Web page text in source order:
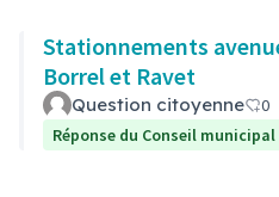
Stationnements
Borrel et Ravet
Question citoyenne
0
Réponse du Conseil